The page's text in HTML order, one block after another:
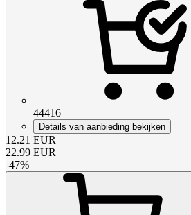
44416
Details van aanbieding bekijken
12.21 EUR
22.99 EUR
-47%